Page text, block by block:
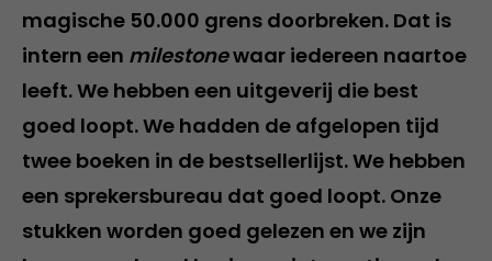
magische 50.000 grens doorbreken. Dat is
intern een milestonewaar iedereen naartoe
leeft. We hebben een uitgeverij die best
goed loopt. We hadden de afgelopen tijd
twee boeken in de bestsellerlijst. We hebben
een sprekersbureau dat goed loopt. Onze
stukken worden goed gelezen en we zijn